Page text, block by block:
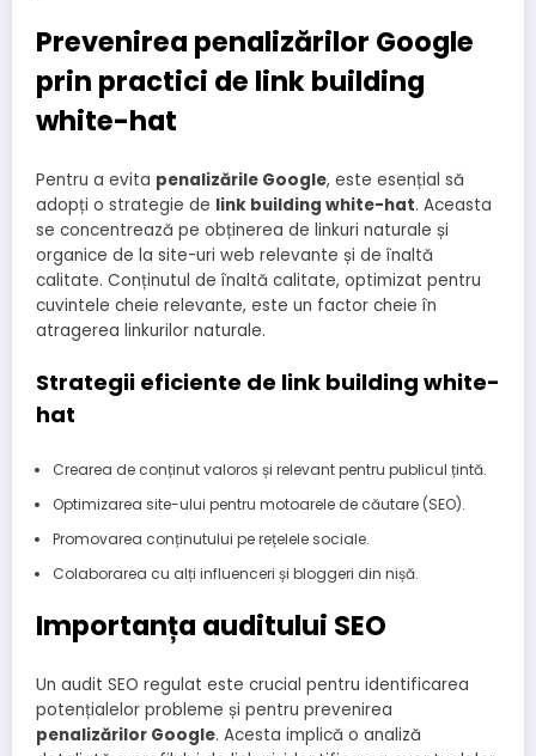
Prevenirea penalizărilor Google
prin practici de link building
white-hat
Pentru a evita penalizările Google, este esențial să
adopți o strategie de link building white-hat. Aceasta
se concentrează pe obținerea de linkuri naturale și
organice de la site-uri web relevante și de înaltă
calitate. Conținutul de înaltă calitate, optimizat pentru
cuvintele cheie relevante, este un factor cheie în
atragerea linkurilor naturale.
Strategii eficiente de link building white-
hat
Crearea de conținut valoros și relevant pentru publicul țintă.
Optimizarea site-ului pentru motoarele de căutare (SEO).
Promovarea conținutului pe rețelele sociale.
Colaborarea cu alți influenceri și bloggeri din nișă.
Importanța auditului SEO
Un audit SEO regulat este crucial pentru identificarea
potențialelor probleme și pentru prevenirea
penalizărilor Google. Acesta implică o analiză